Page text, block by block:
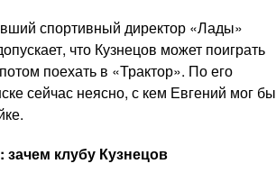
спортивный директор «Лады»
что Кузнецов может поиграть
поехать в «Трактор». По его
сейчас неясно, с кем Евгений мог бы
клубу Кузнецов